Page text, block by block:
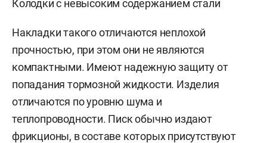
Колодки с невысоким содержанием стали
Накладки такого отличаются неплохой
прочностью, при этом они не являются
компактными. Имеют надежную защиту от
попадания тормозной жидкости. Изделия
отличаются по уровню шума и
теплопроводности. Писк обычно издают
фрикционы, в составе которых присутствуют